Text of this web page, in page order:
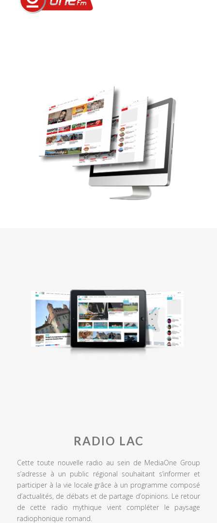
RADIO LAC
Cette toute nouvelle radio au sein de MediaOne Group
s’adresse à un public régional souhaitant s’informer et
participer à la vie locale grâce à un programme composé
d’actualités, de débats et de partage d’opinions. Le retour
de cette radio mythique vient compléter le paysage
radiophonique romand.